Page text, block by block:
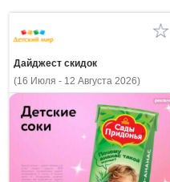
Дайджест скидок
(16 Июля - 12 Августа 2026)